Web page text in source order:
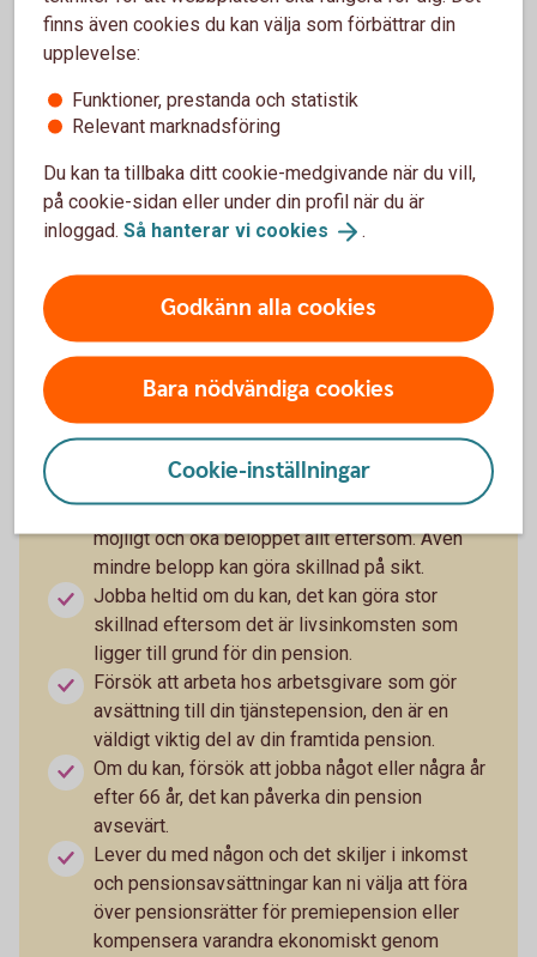
Madelén Falkenhäll
Tips – så kan du påverka din
pension
Spara själv till din pension, börja så tidigt som
möjligt och öka beloppet allt eftersom. Även
mindre belopp kan göra skillnad på sikt.
Jobba heltid om du kan, det kan göra stor
skillnad eftersom det är livsinkomsten som
ligger till grund för din pension.
Försök att arbeta hos arbetsgivare som gör
avsättning till din tjänstepension, den är en
väldigt viktig del av din framtida pension.
Om du kan, försök att jobba något eller några år
efter 66 år, det kan påverka din pension
avsevärt.
Lever du med någon och det skiljer i inkomst
och pensionsavsättningar kan ni välja att föra
över pensionsrätter för premiepension eller
kompensera varandra ekonomiskt genom
finns även cookies du kan välja som förbättrar din
upplevelse:
Funktioner, prestanda och statistik
Relevant marknadsföring
Du kan ta tillbaka ditt cookie-medgivande när du vill,
på cookie-sidan eller under din profil när du är
inloggad. Så hanterar vi cookies .
Godkänn alla cookies
Bara nödvändiga cookies
Cookie-inställningar